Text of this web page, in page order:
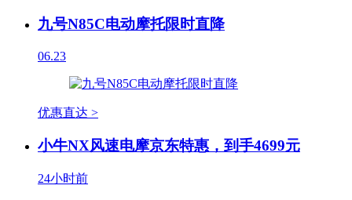
九号N85C电动摩托限时直降
06.23
优惠直达 >
小牛NX风速电摩京东特惠，到手4699元
24小时前